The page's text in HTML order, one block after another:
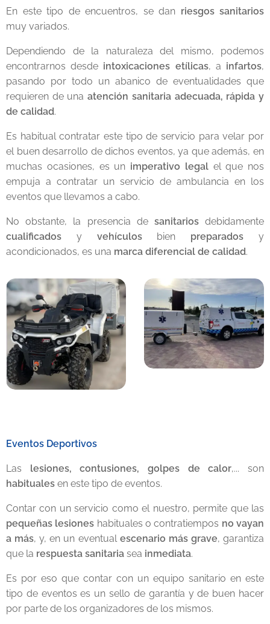
En este tipo de encuentros, se dan riesgos sanitarios
muy variados.
Dependiendo de la naturaleza del mismo, podemos
encontrarnos desde intoxicaciones etílicas, a infartos,
pasando por todo un abanico de eventualidades que
requieren de unaatención sanitaria adecuada, rápida y
de calidad.
Es habitual contratar este tipo de servicio para velar por
el buen desarrollo de dichos eventos, ya que además, en
muchas ocasiones, es un imperativo legalel que nos
empuja a contratar un servicio de ambulancia en los
eventos que llevamos a cabo.
No obstante, la presencia de sanitariosdebidamente
cualificados y vehículosbien preparados y
acondicionados, es una marca diferencial de calidad.
Eventos Deportivos
Las lesiones, contusiones, golpes de calor,... son
habituales en este tipo de eventos.
Contar con un servicio como el nuestro, permite que las
pequeñas lesiones habituales o contratiempos no vayan
a más, y, en un eventual escenario más grave, garantiza
que la respuesta sanitaria sea inmediata.
Es por eso que contar con un equipo sanitario en este
tipo de eventos es un sello de garantía y de buen hacer
por parte de los organizadores de los mismos.